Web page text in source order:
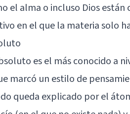
el alma o incluso Dios
en el que la materia solo
es el más conocido a
marcó un estilo de
queda explicado por el